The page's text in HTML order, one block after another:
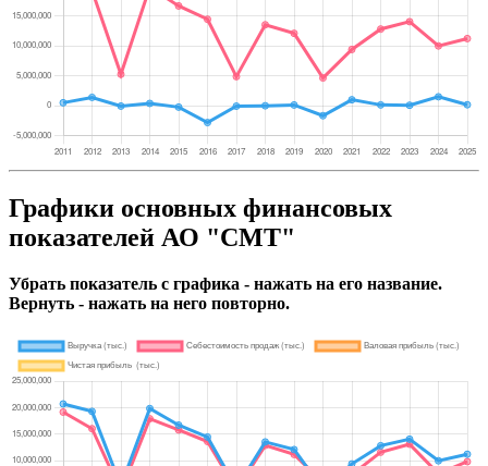
Графики основных финансовых
показателей АО "СМТ"
Убрать показатель с графика - нажать на его название.
Вернуть - нажать на него повторно.